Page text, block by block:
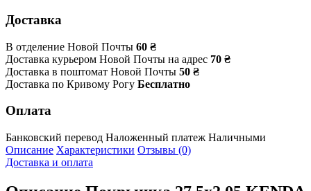
Доставка
В отделение Новой Почты 60 ₴
Доставка курьером Новой Почты на адрес 70 ₴
Доставка в поштомат Новой Почты 50 ₴
Доставка по Кривому Рогу Бесплатно
Оплата
Банковский перевод Наложенный платеж Наличными
Описание Характеристики Отзывы (0)
Доставка и оплата